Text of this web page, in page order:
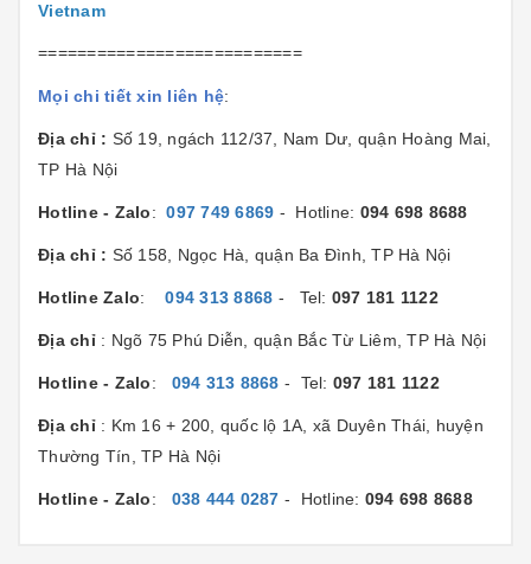
Vietnam
===========================
Mọi chi tiết xin liên hệ:
Địa chỉ : Số 19, ngách 112/37, Nam Dư, quận Hoàng Mai,
TP Hà Nội
Hotline - Zalo:097 749 6869 - Hotline: 094 698 8688
Địa chỉ : Số 158, Ngọc Hà, quận Ba Đình, TP Hà Nội
Hotline Zalo:094 313 8868 - Tel: 097 181 1122
Địa chỉ : Ngõ 75 Phú Diễn, quận Bắc Từ Liêm, TP Hà Nội
Hotline - Zalo: 094 313 8868 - Tel: 097 181 1122
Địa chỉ : Km 16 + 200, quốc lộ 1A, xã Duyên Thái, huyện
Thường Tín, TP Hà Nội
Hotline - Zalo: 038 444 0287 - Hotline: 094 698 8688